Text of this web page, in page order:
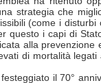
strategia che
(come i
questo i capi di
alla
di mortalità
il 70°